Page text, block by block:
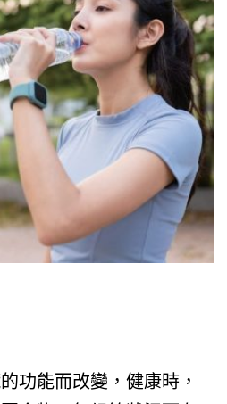
功能而改變，健康時，